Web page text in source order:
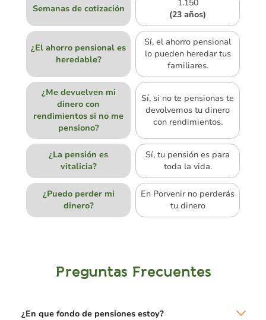
Semanas de cotización
1.150
(23 años)
¿El ahorro pensional es
heredable?
Sí, el ahorro pensional
lo pueden heredar tus
familiares.
¿Me devuelven mi
dinero con
rendimientos si no me
pensiono?
Sí, si no te pensionas te
devolvemos tu dinero
con rendimientos.
¿La pensión es
vitalicia?
Sí, tu pensión es para
toda la vida.
¿Puedo perder mi
dinero?
En Porvenir no perderás
tu dinero
Preguntas Frecuentes
¿En que fondo de pensiones estoy?